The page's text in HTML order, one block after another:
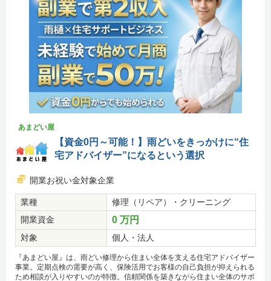
あまどい屋
【資金0円～可能！】雨どいをきっかけに“住
宅アドバイザー”になるという選択
開業お祝い金対象企業
業種
修理（リペア）・クリーニング
開業資金
0 万円
対象 個人・法人
『あまどい屋』は、雨どい修理から住まい全体を支える住宅アドバイザー
事業。定期点検の需要が高く、保険活用でお客様の自己負担が抑えられる
ため相談が入りやすいのが特徴。信頼関係を築きながら住まい全体のサポ